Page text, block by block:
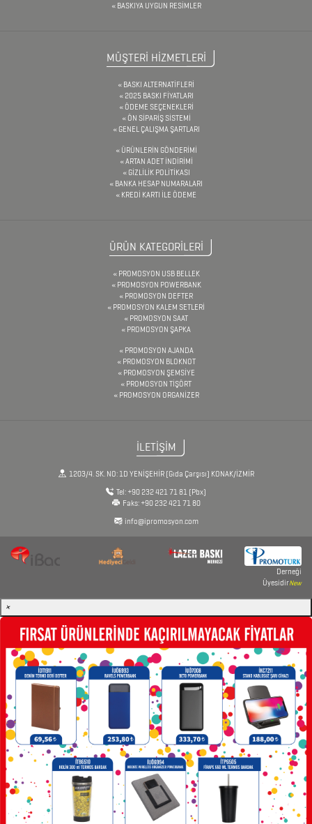
TEKNOLOJİK
DİĞER
ÜRÜNLER
FENER
&
MAKAS
&
PENSE
FRENCH
PRESS
BASKIYA UYGUN RESİMLER
MÜŞTERİ HİZMETLERİ
BASKI ALTERNATİFLERİ
2025 BASKI FİYATLARI
ÖDEME SEÇENEKLERİ
ÖN SİPARİŞ SİSTEMİ
GENEL ÇALIŞMA ŞARTLARI
ÜRÜNLERİN GÖNDERİMİ
ARTAN ADET İNDİRİMİ
GİZLİLİK POLİTİKASI
BANKA HESAP NUMARALARI
KREDİ KARTI İLE ÖDEME
ÜRÜN KATEGORİLERİ
PROMOSYON USB BELLEK
PROMOSYON POWERBANK
PROMOSYON DEFTER
PROMOSYON KALEM SETLERİ
PROMOSYON SAAT
PROMOSYON ŞAPKA
PROMOSYON AJANDA
PROMOSYON BLOKNOT
PROMOSYON ŞEMSİYE
PROMOSYON TİŞÖRT
PROMOSYON ORGANİZER
İLETİŞİM
1203/4. SK. NO: 1D YENİŞEHİR (Gıda Çarşısı) KONAK/İZMİR
Tel: +90 232 421 71 81 (Pbx)
Faks: +90 232 421 71 80
info@ipromosyon.com
Derneği
ÜyesidirNew
×